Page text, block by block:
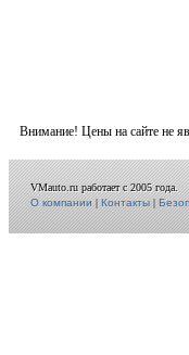
Внимание! Цены на сайте не
VMauto.ru работает с 2005 года.
О компании|Контакты|